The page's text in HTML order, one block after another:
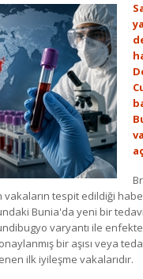
tespit edildiği
Bunia'da yeni bir
varyantı ile
bir aşısı veya
ilk iyileşme vakalarıdır.